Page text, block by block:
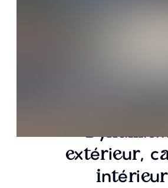
y a i
extérieur, c
intérieur